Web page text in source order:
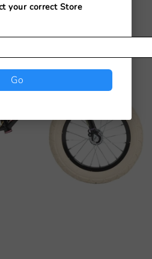
your correct Store
Go